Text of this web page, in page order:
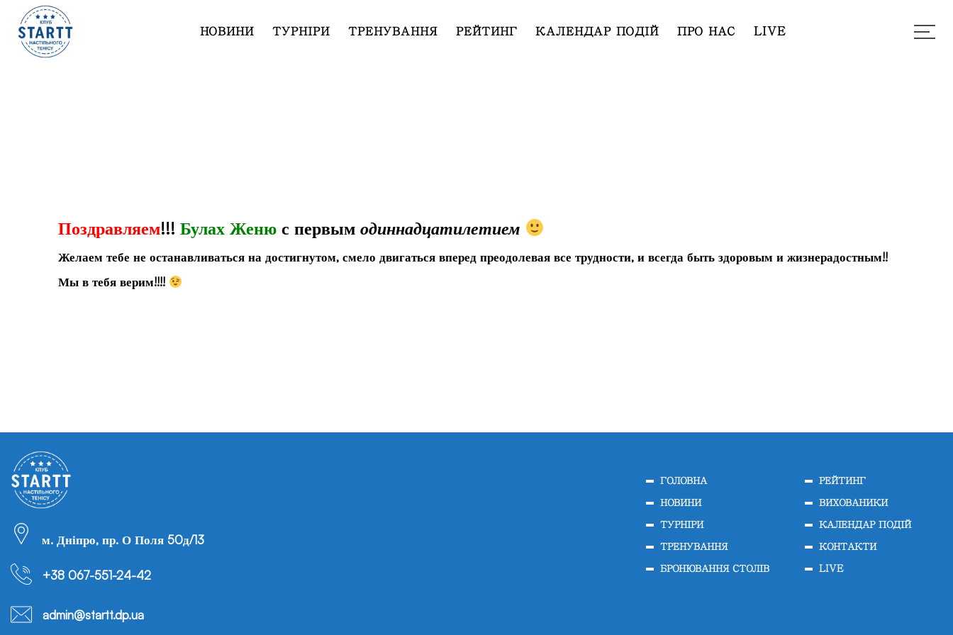
НОВИНИ ТУРНІРИ ТРЕНУВАННЯ РЕЙТИНГ КАЛЕНДАР ПОДІЙ ПРО НАС LIVE
С Днем Рождения!!!
Поздравляем!!!Булах Женю с первымодиннадцатилетием
Желаем тебе не останавливаться на достигнутом, смело двигаться вперед преодолевая все трудности, и всегда быть здоровым и жизнерадостным!!
Мы в тебя верим!!!!
м. Дніпро, пр. О Поля 50д/13
+38 067-551-24-42
admin@startt.dp.ua
ГОЛОВНА
НОВИНИ
ТУРНІРИ
ТРЕНУВАННЯ
БРОНЮВАННЯ СТОЛІВ
РЕЙТИНГ
ВИХОВАНИКИ
КАЛЕНДАР ПОДІЙ
КОНТАКТИ
LIVE